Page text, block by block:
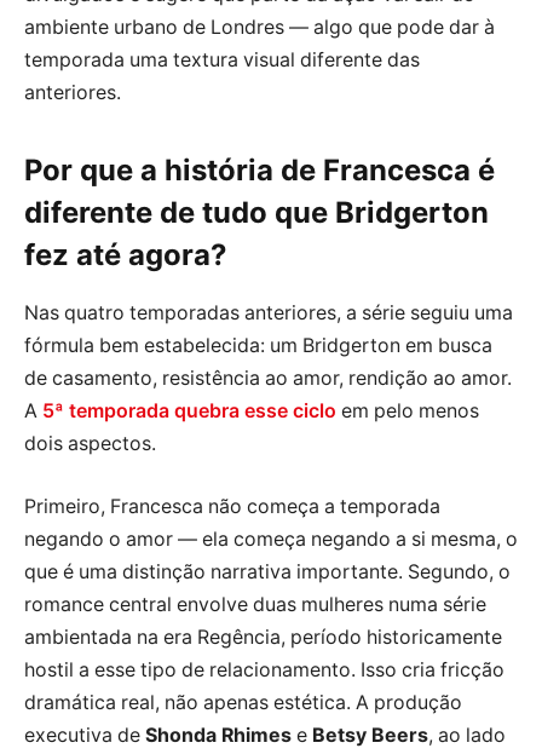
ambiente urbano de Londres — algo que pode dar à
temporada uma textura visual diferente das
anteriores.
Por que a história de Francesca é
diferente de tudo que Bridgerton
fez até agora?
Nas quatro temporadas anteriores, a série seguiu uma
fórmula bem estabelecida: um Bridgerton em busca
de casamento, resistência ao amor, rendição ao amor.
A 5ª temporada quebra esse ciclo em pelo menos
dois aspectos.
Primeiro, Francesca não começa a temporada
negando o amor — ela começa negando a si mesma, o
que é uma distinção narrativa importante. Segundo, o
romance central envolve duas mulheres numa série
ambientada na era Regência, período historicamente
hostil a esse tipo de relacionamento. Isso cria fricção
dramática real, não apenas estética. A produção
executiva de Shonda Rhimes e Betsy Beers, ao lado